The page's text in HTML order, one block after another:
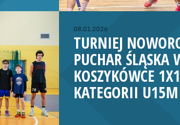
08.01.2026
TURNIEJ
PUCHAR ŚLĄSKA
KOSZYKÓWCE
KATEGORII U15M